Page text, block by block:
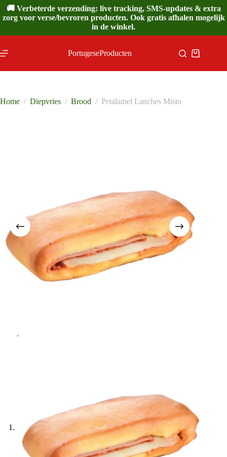
Ga
naar
de
🚚 Verbeterde verzending: live tracking, SMS-updates & extra
zorg voor verse/bevroren producten. Ook gratis afhalen mogelijk
in de winkel.
PortugeseProducten
Home / Diepvries / Brood / Petalamel Lanches Misto